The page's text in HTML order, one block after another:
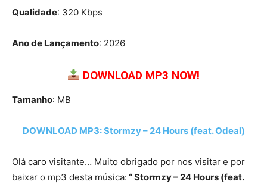
Qualidade: 320 Kbps
Ano de Lançamento: 2026
DOWNLOAD MP3 NOW!
Tamanho: MB
DOWNLOAD MP3: Stormzy – 24 Hours (feat. Odeal)
Olá caro visitante… Muito obrigado por nos visitar e por
baixar o mp3 desta música: “ Stormzy – 24 Hours (feat.